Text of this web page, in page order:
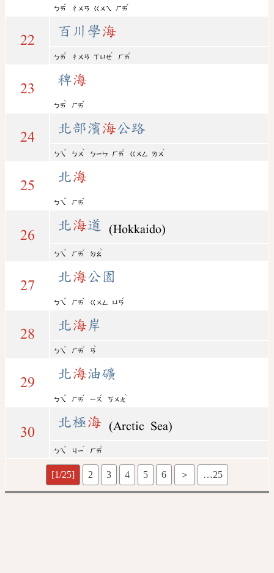
ㄅㄞ
ˇ
ㄔㄨㄢ ㄍㄨㄟ ㄏㄞ
ˇ
22
百川學海
ㄅㄞ
ˇ
ㄔㄨㄢ ㄒㄩㄝ
ˊ
ㄏㄞ
ˇ
23
稗海
ㄅㄞ
ˋ
ㄏㄞ
ˇ
24
北部濱 海公路
ㄅㄟ
ˇ
ㄅㄨ
ˋ
ㄅㄧㄣ ㄏㄞ
ˇ
ㄍㄨㄥ ㄌㄨ
ˋ
25
北海
ㄅㄟ
ˇ
ㄏㄞ
ˇ
26
北海道 (Hokkaido)
ㄅㄟ
ˇ
ㄏㄞ
ˇ
ㄉㄠ
ˋ
27
北海公園
ㄅㄟ
ˇ
ㄏㄞ
ˇ
ㄍㄨㄥ ㄩㄢ
ˊ
28
北海岸
ㄅㄟ
ˇ
ㄏㄞ
ˇ
ㄢ
ˋ
29
北海油礦
ㄅㄟ
ˇ
ㄏㄞ
ˇ
ㄧㄡ
ˊ
ㄎㄨㄤ
ˋ
30
北極海 (Arctic Sea)
ㄅㄟ
ˇ
ㄐㄧ
ˊ
ㄏㄞ
ˇ
[1/25] 2 3 4 5 6 ＞ …25